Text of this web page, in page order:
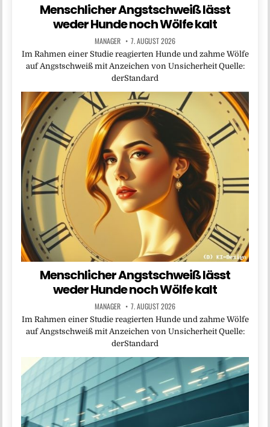
Menschlicher Angstschweiß lässt
weder Hunde noch Wölfe kalt
MANAGER 7. AUGUST 2026
Im Rahmen einer Studie reagierten Hunde und zahme Wölfe
auf Angstschweiß mit Anzeichen von Unsicherheit Quelle:
derStandard
Menschlicher Angstschweiß lässt
weder Hunde noch Wölfe kalt
MANAGER 7. AUGUST 2026
Im Rahmen einer Studie reagierten Hunde und zahme Wölfe
auf Angstschweiß mit Anzeichen von Unsicherheit Quelle:
derStandard